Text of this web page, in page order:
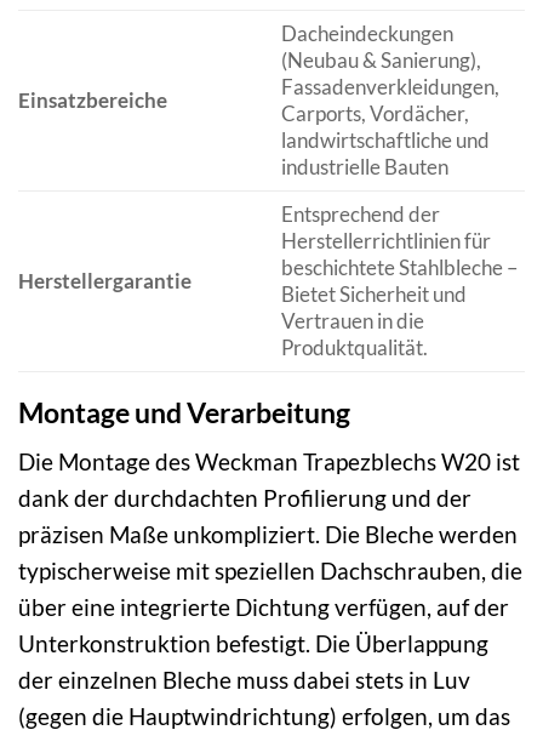
Einsatzbereiche
Dacheindeckungen
(Neubau & Sanierung),
Fassadenverkleidungen,
Carports, Vordächer,
landwirtschaftliche und
industrielle Bauten
Herstellergarantie
Entsprechend der
Herstellerrichtlinien für
beschichtete Stahlbleche –
Bietet Sicherheit und
Vertrauen in die
Produktqualität.
Montage und Verarbeitung
Die Montage des Weckman Trapezblechs W20 ist
dank der durchdachten Profilierung und der
präzisen Maße unkompliziert. Die Bleche werden
typischerweise mit speziellen Dachschrauben, die
über eine integrierte Dichtung verfügen, auf der
Unterkonstruktion befestigt. Die Überlappung
der einzelnen Bleche muss dabei stets in Luv
(gegen die Hauptwindrichtung) erfolgen, um das